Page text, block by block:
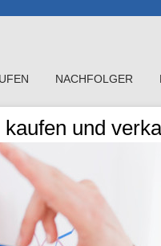
NACHFOLGER
und